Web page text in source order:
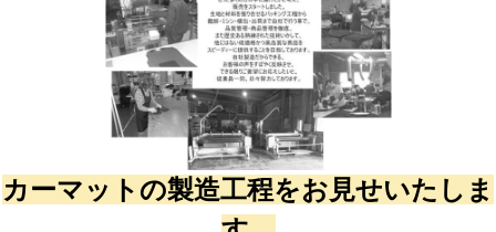
カーマットの製造工程をお見せいたしま